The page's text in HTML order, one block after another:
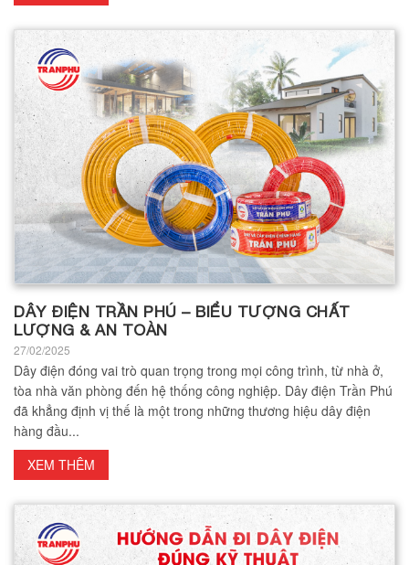
DÂY ĐIỆN TRẦN PHÚ – BIỂU TƯỢNG CHẤT
LƯỢNG & AN TOÀN
27/02/2025
Dây điện đóng vai trò quan trọng trong mọi công trình, từ nhà ở,
tòa nhà văn phòng đến hệ thống công nghiệp. Dây điện Trần Phú
đã khẳng định vị thế là một trong những thương hiệu dây điện
hàng đầu...
XEM THÊM